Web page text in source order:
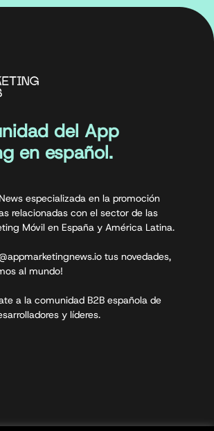
del App
en español.
especializada en la promoción
relacionadas con el sector de las
Móvil en España y América Latina.
tus novedades,
al mundo!
a la comunidad B2B española de
y líderes.